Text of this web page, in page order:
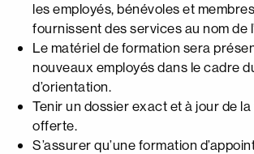
les employés, bénévoles et
fournissent des services au nom de
Le matériel de formation sera
nouveaux employés dans le cadre
d’orientation.
Tenir un dossier exact et à jour de
offerte.
S’assurer qu’une formation